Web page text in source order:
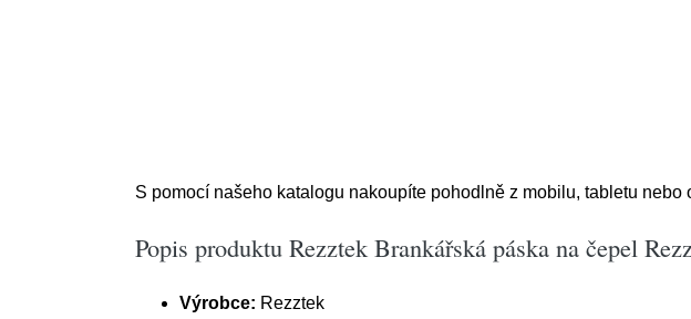
S pomocí našeho katalogu nakoupíte pohodlně z mobilu, tabletu nebo
Popis produktu Rezztek Brankářská páska na čepel
Výrobce: Rezztek